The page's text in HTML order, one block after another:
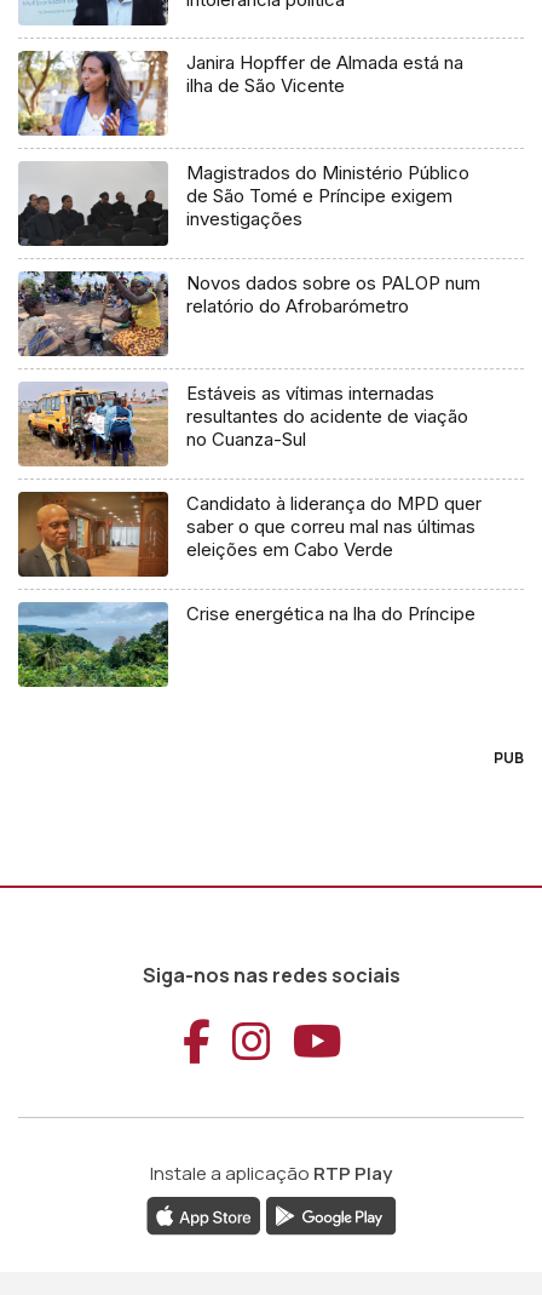
Janira Hopffer de Almada está na
ilha de São Vicente
Magistrados do Ministério Público
de São Tomé e Príncipe exigem
investigações
Novos dados sobre os PALOP num
relatório do Afrobarómetro
Estáveis as vítimas internadas
resultantes do acidente de viação
no Cuanza-Sul
Candidato à liderança do MPD quer
saber o que correu mal nas últimas
eleições em Cabo Verde
Crise energética na lha do Príncipe
PUB
Siga-nos nas redes sociais
Aceder ao
Aceder ao
Aceder
Instale a aplicação RTP Play